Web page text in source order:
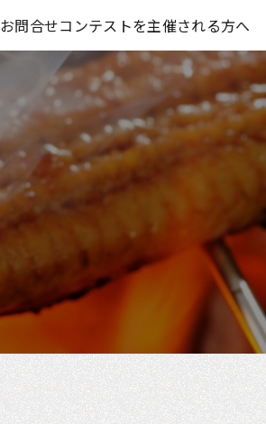
お問合せコンテストを主催される方へ